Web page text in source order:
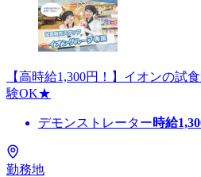
【高時給1,300円！】イオンの試
験OK★
デモンストレーター時給
勤務地